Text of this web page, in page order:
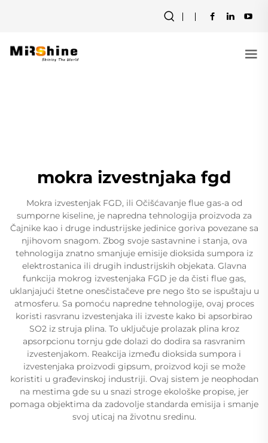
mokra izvestnjaka fgd
Mokra izvestenjak FGD, ili Očišćavanje flue gas-a od
sumporne kiseline, je napredna tehnologija proizvoda za
Čajnike kao i druge industrijske jedinice goriva povezane sa
njihovom snagom. Zbog svoje sastavnine i stanja, ova
tehnologija znatno smanjuje emisije dioksida sumpora iz
elektrostanica ili drugih industrijskih objekata. Glavna
funkcija mokrog izvestenjaka FGD je da čisti flue gas,
uklanjajući štetne onesčistačeve pre nego što se ispuštaju u
atmosferu. Sa pomoću napredne tehnologije, ovaj proces
koristi rasvranu izvestenjaka ili izveste kako bi apsorbirao
SO2 iz struja plina. To uključuje prolazak plina kroz
apsorpcionu tornju gde dolazi do dodira sa rasvranim
izvestenjakom. Reakcija između dioksida sumpora i
izvestenjaka proizvodi gipsum, proizvod koji se može
koristiti u građevinskoj industriji. Ovaj sistem je neophodan
na mestima gde su u snazi stroge ekološke propise, jer
pomaga objektima da zadovolje standarda emisija i smanje
svoj uticaj na životnu sredinu.